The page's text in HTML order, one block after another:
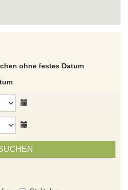
ohne festes Datum